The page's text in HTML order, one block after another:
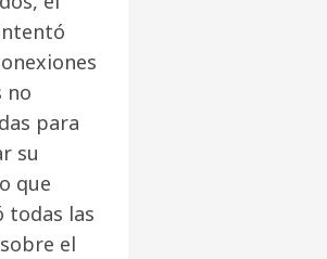
no
para
su
que
todas las
el